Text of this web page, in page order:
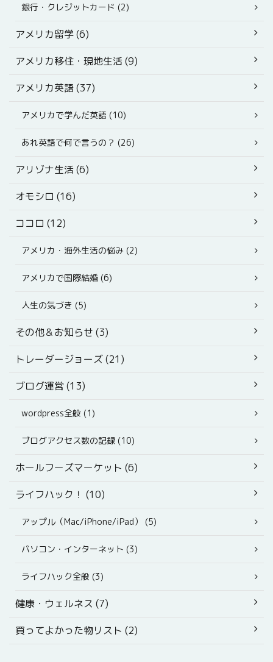
銀行・クレジットカード (2)
アメリカ留学 (6)
アメリカ移住・現地生活 (9)
アメリカ英語 (37)
アメリカで学んだ英語 (10)
あれ英語で何で言うの？ (26)
アリゾナ生活 (6)
オモシロ (16)
ココロ (12)
アメリカ・海外生活の悩み (2)
アメリカで国際結婚 (6)
人生の気づき (5)
その他＆お知らせ (3)
トレーダージョーズ (21)
ブログ運営 (13)
wordpress全般 (1)
ブログアクセス数の記録 (10)
ホールフーズマーケット (6)
ライフハック！ (10)
アップル（Mac/iPhone/iPad） (5)
パソコン・インターネット (3)
ライフハック全般 (3)
健康・ウェルネス (7)
買ってよかった物リスト (2)